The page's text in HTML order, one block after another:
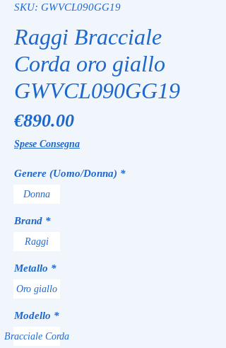
SKU: GWVCL090GG19
Raggi Bracciale
Corda oro giallo
GWVCL090GG19
€890.00Price
Spese Consegna
Genere (Uomo/Donna) *
Donna
Brand *
Raggi
Metallo *
Oro giallo
Modello *
Bracciale Corda